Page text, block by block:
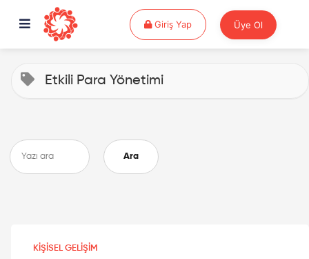
Giriş YapGiriş Yap Üye Ol
Etkili Para Yönetimi
Ara
KIŞISEL GELIŞIM